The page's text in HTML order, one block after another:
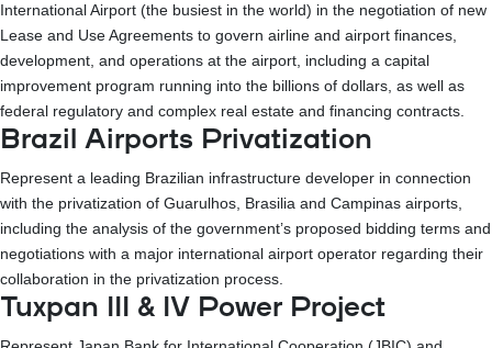
International Airport (the busiest in the world) in the negotiation of new
Lease and Use Agreements to govern airline and airport finances,
development, and operations at the airport, including a capital
improvement program running into the billions of dollars, as well as
federal regulatory and complex real estate and financing contracts.
Brazil Airports Privatization
Represent a leading Brazilian infrastructure developer in connection
with the privatization of Guarulhos, Brasilia and Campinas airports,
including the analysis of the government’s proposed bidding terms and
negotiations with a major international airport operator regarding their
collaboration in the privatization process.
Tuxpan III & IV Power Project